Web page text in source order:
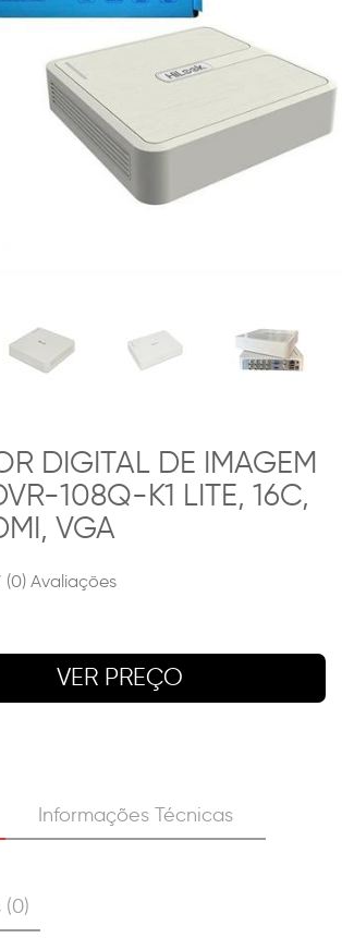
DIGITAL DE IMAGEM
108Q-K1 LITE, 16C,
VGA
(0) Avaliações
VER PREÇO
Informações Técnicas